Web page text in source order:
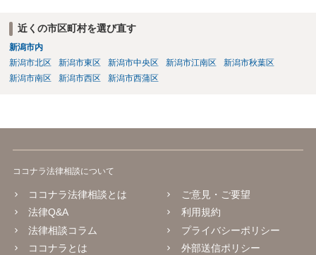
近くの市区町村を選び直す
新潟市内
新潟市北区
新潟市東区 新潟市中央区 新潟市江南区
新潟市秋葉区
新潟市南区
新潟市西区 新潟市西蒲区
ココナラ法律相談について
ココナラ法律相談とは
法律Q&A
法律相談コラム
ココナラとは
ご意見・ご要望
利用規約
プライバシーポリシー
外部送信ポリシー